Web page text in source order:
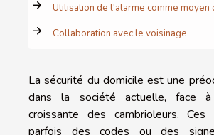
Utilisation de l'alarme comme moyen
Collaboration avec le voisinage
La sécurité du domicile est une
dans la société actuelle, face à
croissante des cambrioleurs. Ces
parfois des codes ou des